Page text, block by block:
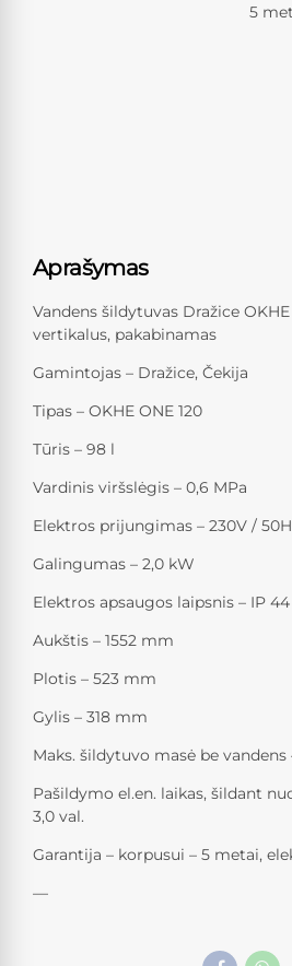
5
Aprašymas
Vandens šildytuvas Dražice
vertikalus, pakabinamas
Gamintojas – Dražice, Čekija
Tipas – OKHE ONE 120
Tūris – 98 l
Vardinis viršslėgis – 0,6 MPa
Elektros prijungimas – 230V /
Galingumas – 2,0 kW
Elektros apsaugos laipsnis – IP 44
Aukštis – 1552 mm
Plotis – 523 mm
Gylis – 318 mm
Maks. šildytuvo masė be vandens
Pašildymo el.en. laikas, šildant
3,0 val.
Garantija – korpusui – 5 metai,
—